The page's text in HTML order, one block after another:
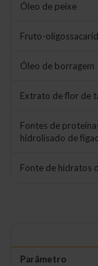
Óleo de peixe
Fruto-
Óleo de borragem
Extrato de flor de
Fontes de
hidrolisado de
Fonte de hidratos
Parâmetro